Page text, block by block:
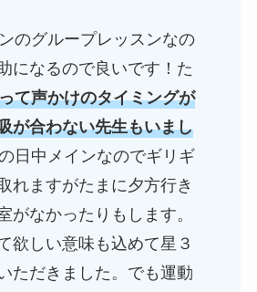
のグループレッスンなの
になるので良いです！た
て声かけのタイミングが
が合わない先生もいまし
日中メインなのでギリギ
れますがたまに夕方行き
がなかったりもします。
欲しい意味も込めて星３
ただきました。でも運動